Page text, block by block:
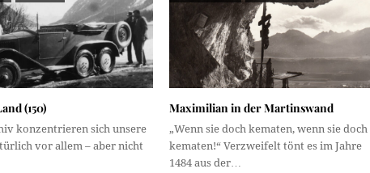
(150)
konzentrieren sich unsere
vor allem – aber nicht
Maximilian in der Martinswand
„Wenn sie doch kematen, wenn sie doch
kematen!“ Verzweifelt tönt es im Jahre
1484 aus der…